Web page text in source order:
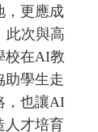
，更應成
此次與高
校在AI教
助學生走
，也讓AI
人才培育